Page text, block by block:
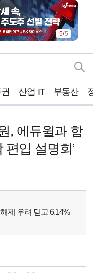
5/5
산업·IT 부동산
, 에듀윌과 함
편입 설명회’
제 우려 딛고 6.14%